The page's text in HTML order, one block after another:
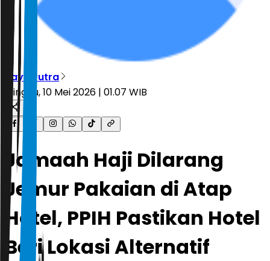
Bayu Putra
Minggu, 10 Mei 2026 | 01.07 WIB
Jamaah Haji Dilarang
Jemur Pakaian di Atap
Hotel, PPIH Pastikan Hotel
Beri Lokasi Alternatif